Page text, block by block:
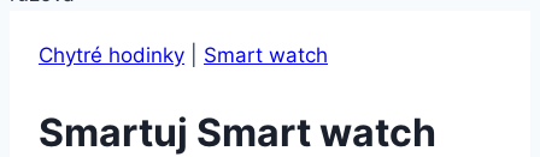
Chytré hodinky Smart watch
Smartuj Smart watch